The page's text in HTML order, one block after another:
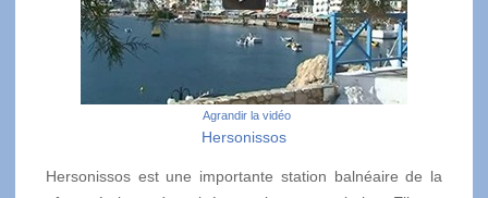
Agrandir la vidéo
Hersonissos
Hersonissos est une importante station balnéaire de la